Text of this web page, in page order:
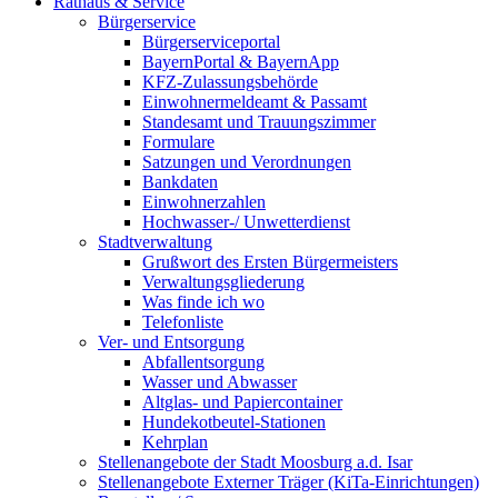
Bürgerservice
Bürgerserviceportal
BayernPortal & BayernApp
KFZ-Zulassungsbehörde
Einwohnermeldeamt & Passamt
Standesamt und Trauungszimmer
Formulare
Satzungen und Verordnungen
Bankdaten
Einwohnerzahlen
Hochwasser-/ Unwetterdienst
Stadtverwaltung
Grußwort des Ersten Bürgermeisters
Verwaltungsgliederung
Was finde ich wo
Telefonliste
Ver- und Entsorgung
Abfallentsorgung
Wasser und Abwasser
Altglas- und Papiercontainer
Hundekotbeutel-Stationen
Kehrplan
Stellenangebote der Stadt Moosburg a.d. Isar
Stellenangebote Externer Träger (KiTa-Einrichtungen)